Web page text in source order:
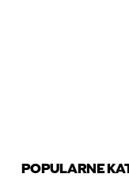
POPULARNE